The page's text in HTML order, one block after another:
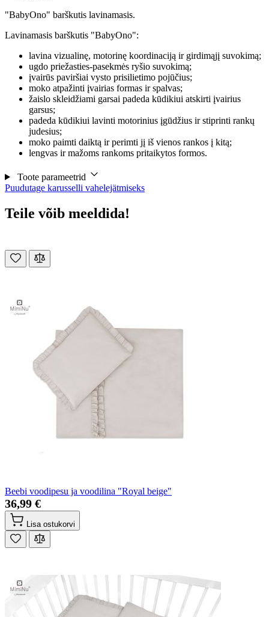
"BabyOno" barškutis lavinamasis.
Lavinamasis barškutis "BabyOno":
lavina vizualinę, motorinę koordinaciją ir girdimąjį suvokimą;
ugdo priežasties-pasekmės ryšio suvokimą;
įvairūs paviršiai vysto prisilietimo pojūčius;
moko atpažinti įvairias formas ir spalvas;
žaislo skleidžiami garsai padeda kūdikiui atskirti įvairius
garsus;
padeda kūdikiui lavinti motorinius įgūdžius ir stiprinti rankų
judesius;
moko paimti daiktą ir perimti jį iš vienos rankos į kitą;
lengvas ir mažoms rankoms pritaikytos formos.
Toote parameetrid
Puudutage karusselli vahelejätmiseks
Teile võib meeldida!
Beebi voodipesu ja voodilina "Royal beige"
36,99 €
Lisa ostukorvi